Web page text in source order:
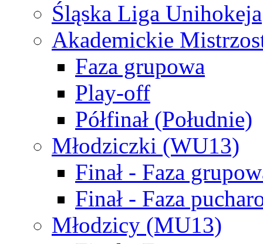
Śląska Liga Unihokeja
Akademickie
Faza grupowa
Play-off
Półfinał (Południe)
Młodziczki (WU13)
Finał - Faza
Finał - Faza
Młodzicy (MU13)